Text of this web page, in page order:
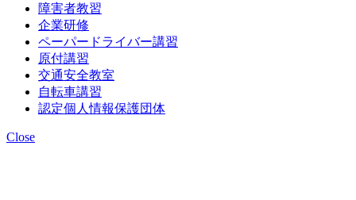
障害者教習
企業研修
ペーパードライバー講習
原付講習
交通安全教室
自転車講習
認定個人情報保護団体
Close